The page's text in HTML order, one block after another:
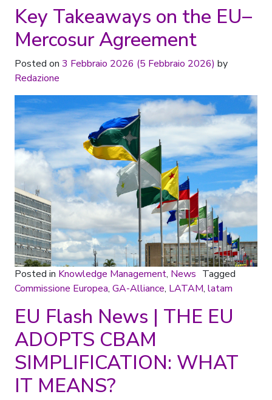
Key Takeaways on the EU–
Mercosur Agreement
Posted on 3 Febbraio 2026 (5 Febbraio 2026) by
Redazione
Posted in Knowledge Management, News Tagged
Commissione Europea, GA-Alliance, LATAM, latam
EU Flash News | THE EU
ADOPTS CBAM
SIMPLIFICATION: WHAT
IT MEANS?